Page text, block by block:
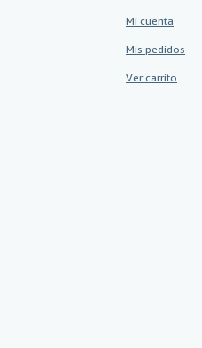
Mi cuenta
Mis pedidos
Ver carrito